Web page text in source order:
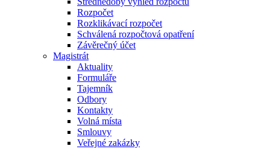
Rozpočet
Rozklikávací rozpočet
Schválená rozpočtová opatření
Závěrečný účet
Magistrát
Aktuality
Formuláře
Tajemník
Odbory
Kontakty
Volná místa
Smlouvy
Veřejné zakázky